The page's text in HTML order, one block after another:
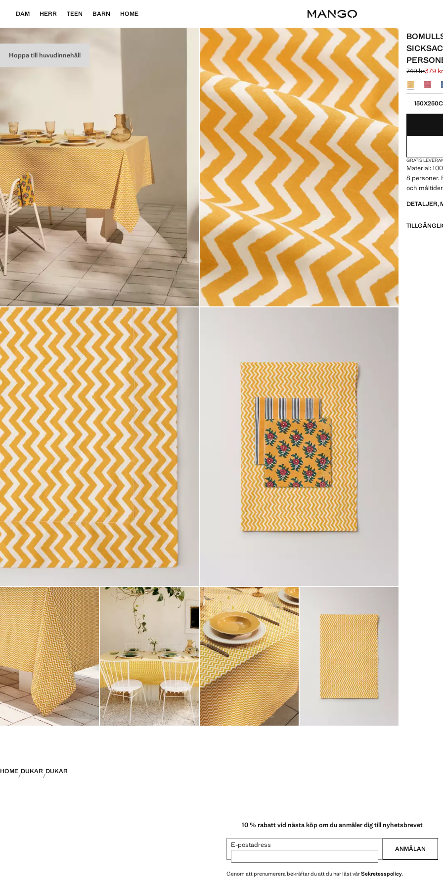
Hoppa till huvudinnehåll
DAM HERR TEEN BARN HOME
749 kr
Gällande
379
Välj en färg
GRATIS
Material:
8 personer.
och
DETALJER,
HOME DUKAR DUKAR
10 % rabatt vid nästa köp om du anmäler dig till nyhetsbrevet
E-postadress ANMÄLAN
Genom att prenumerera bekräftar du att du har läst vårSekretesspolicy.